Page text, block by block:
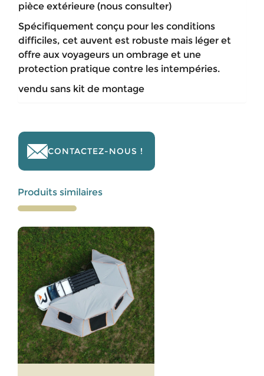
pièce extérieure (nous consulter)
Spécifiquement conçu pour les conditions
difficiles, cet auvent est robuste mais léger et
offre aux voyageurs un ombrage et une
protection pratique contre les intempéries.
vendu sans kit de montage
CONTACTEZ-NOUS !
Produits similaires
Ce
produit
a
plusieurs
variations.
Les
options
peuvent
être
choisies